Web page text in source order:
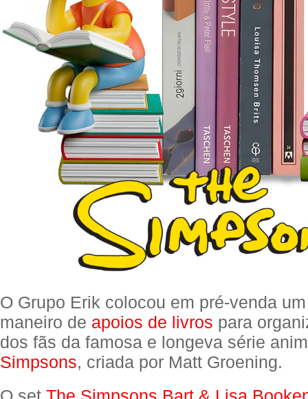
O Grupo Erik colocou em pré-venda
maneiro de apoios de livros para
dos fãs da famosa e longeva série
Simpsons, criada por Matt Groening.